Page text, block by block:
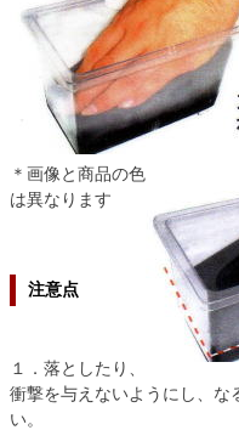
＊画像と商品の色
は異なります
注意点
１．落としたり、
衝撃を与えないようにし、な
い。